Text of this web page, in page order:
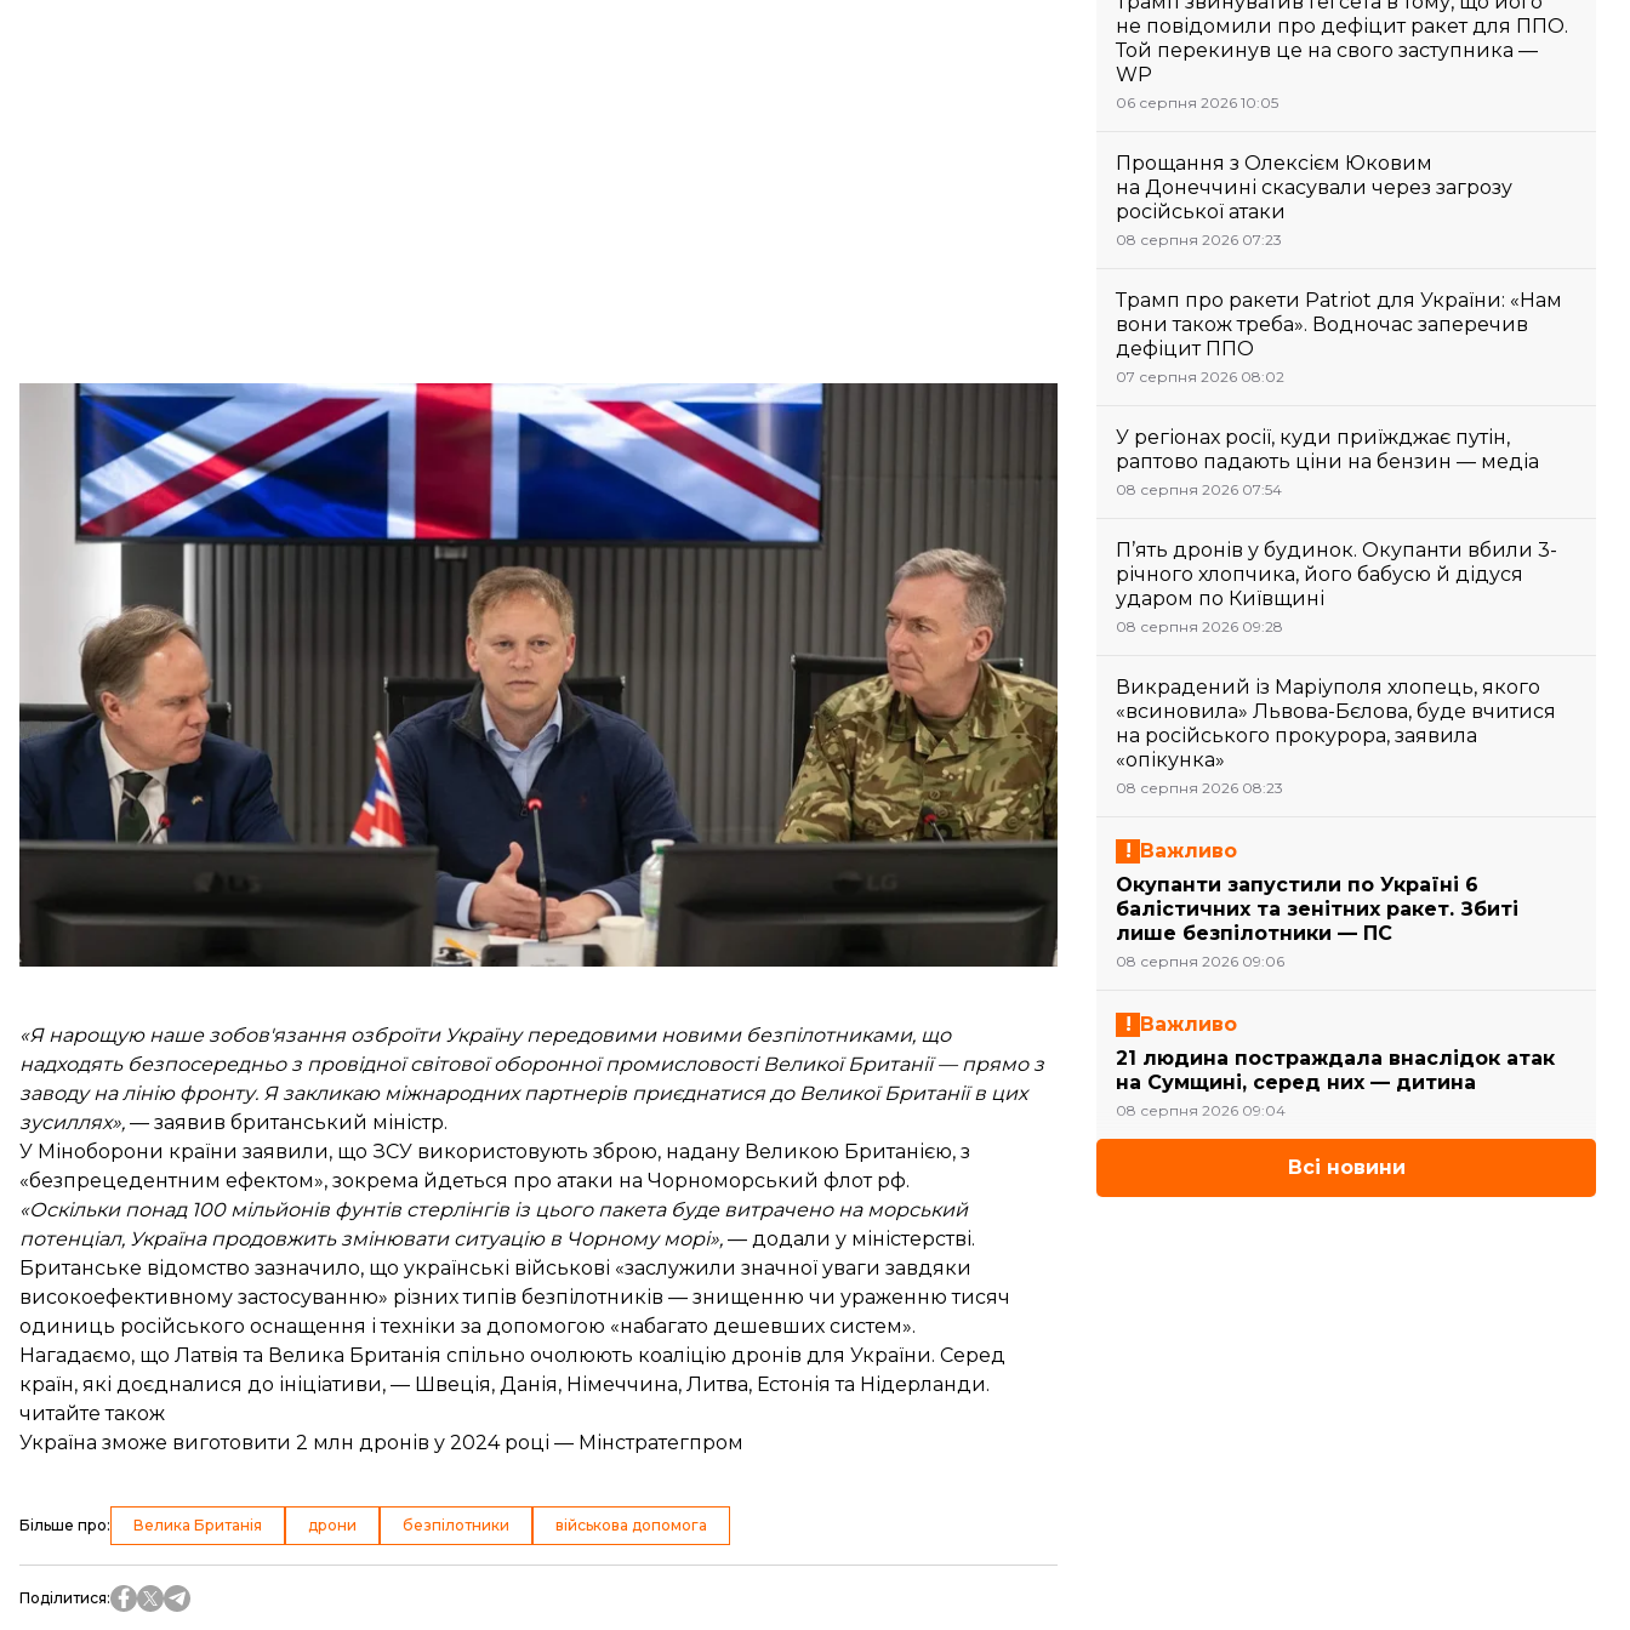
Грант Шаппс (посередині) у Києві, 7 березня 2024 року
Facebook / Рустем Умєров
Велика Британія оголосила про виділення 325 мільйонів фунтів стерлінгів (близько 416 млн
доларів), щоб забезпечити українське військо передовими безпілотниками протягом 2024 року.
Про цеповідомивміністр оборони країни Грант Шаппс після зустрічі з президентом Володимиром
Зеленським у Києві.
Фінансування забезпечить понад 10 000 безпілотних платформ, більшість із яких є безпілотниками
від першої особи (FPV), 1000 ударних безпілотників, які були досліджені та розроблені у Великій
Британії, а також розвідувальні та морські дрони.
Зазначається, що йдеться про розширенняпакета безпілотників на 200 млн фунтів.
«Я нарощую наше зобов'язання озброїти Україну передовими новими безпілотниками, що
надходять безпосередньо з провідної світової оборонної промисловості Великої Британії — прямо з
заводу на лінію фронту. Я закликаю міжнародних партнерів приєднатися до Великої Британії в цих
зусиллях», — заявив британський міністр.
У Міноборони країни заявили, що ЗСУ використовують зброю, надану Великою Британією, з
«безпрецедентним ефектом», зокрема йдеться про атаки на Чорноморський флот рф.
«Оскільки понад 100 мільйонів фунтів стерлінгів із цього пакета буде витрачено на морський
потенціал, Україна продовжить змінювати ситуацію в Чорному морі», — додали у міністерстві.
Британське відомство зазначило, що українські військові «заслужили значної уваги завдяки
високоефективному застосуванню» різних типів безпілотників — знищенню чи ураженню тисяч
одиниць російського оснащення і техніки за допомогою «набагато дешевших систем».
Нагадаємо, що Латвія та Велика Британія спільно очолюють коаліцію дронів для України. Серед
країн, які доєдналися до ініціативи, — Швеція, Данія, Німеччина, Литва, Естонія та Нідерланди.
читайте також
Україна зможе виготовити 2 млн дронів у 2024 році — Мінстратегпром
Більше про: Велика Британія дрони безпілотники військова допомога
Поділитися:
не повідомили про дефіцит ракет для ППО.
Той перекинув це на свого заступника —
WP
06 серпня 2026 10:05
Прощання з Олексієм Юковим
на Донеччині скасували через загрозу
російської атаки
08 серпня 2026 07:23
Трамп про ракети Patriot для України: «Нам
вони також треба». Водночас заперечив
дефіцит ППО
07 серпня 2026 08:02
У регіонах росії, куди приїжджає путін,
раптово падають ціни на бензин — медіа
08 серпня 2026 07:54
П’ять дронів у будинок. Окупанти вбили 3-
річного хлопчика, його бабусю й дідуся
ударом по Київщині
08 серпня 2026 09:28
Викрадений із Маріуполя хлопець, якого
«всиновила» Львова-Бєлова, буде вчитися
на російського прокурора, заявила
«опікунка»
08 серпня 2026 08:23
Важливо
Окупанти запустили по Україні 6
балістичних та зенітних ракет. Збиті
лише безпілотники — ПС
08 серпня 2026 09:06
Важливо
21 людина постраждала внаслідок атак
на Сумщині, серед них — дитина
08 серпня 2026 09:04
Всі новини